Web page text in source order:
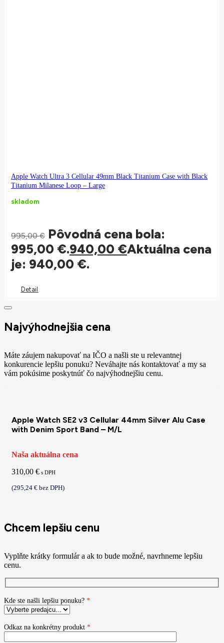
Apple Watch Ultra 3 Cellular 49mm Black Titanium Case with Black
Titanium Milanese Loop – Large
skladom
995,00€ Pôvodná cena bola:
995,00 €.940,00 €Aktuálna cena
je: 940,00 €.
Detail
Najvýhodnejšia cena
Máte záujem nakupovať na IČO a našli ste u relevantnej
konkurencie lepšiu ponuku? Neváhajte nás kontaktovať a my sa
vám pokúsime poskytnúť čo najvýhodnejšiu cenu.
Apple Watch SE2 v3 Cellular 44mm Silver Alu Case
with Denim Sport Band – M/L
Naša aktuálna cena
310,00 € s DPH
(295,24 € bez DPH)
Chcem lepšiu cenu
Vyplňte krátky formulár a ak to bude možné, navrhneme lepšiu
cenu.
Kde ste našli lepšiu ponuku? *
Odkaz na konkrétny produkt *